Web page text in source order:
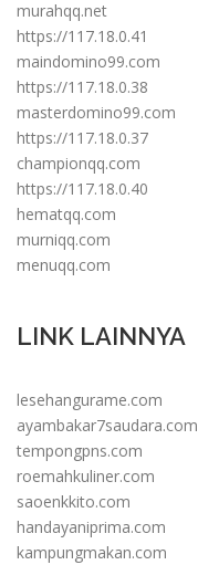
murahqq.net
https://117.18.0.41
maindomino99.com
https://117.18.0.38
masterdomino99.com
https://117.18.0.37
championqq.com
https://117.18.0.40
hematqq.com
murniqq.com
menuqq.com
LINK LAINNYA
lesehangurame.com
ayambakar7saudara.com
tempongpns.com
roemahkuliner.com
saoenkkito.com
handayaniprima.com
kampungmakan.com